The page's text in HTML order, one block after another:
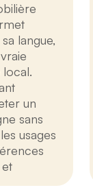
langue,
un
sans
usages